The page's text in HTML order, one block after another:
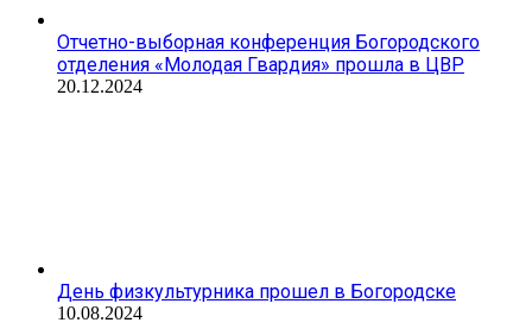
Отчетно-выборная конференция Богородского
отделения «Молодая Гвардия» прошла в ЦВР
20.12.2024
День физкультурника прошел в Богородске
10.08.2024